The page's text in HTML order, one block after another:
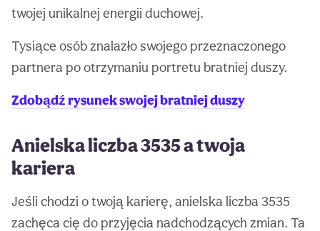
twojej unikalnej energii duchowej.
Tysiące osób znalazło swojego przeznaczonego
partnera po otrzymaniu portretu bratniej duszy.
Zdobądź rysunek swojej bratniej duszy
Anielska liczba 3535 a twoja
kariera
Jeśli chodzi o twoją karierę, anielska liczba 3535
zachęca cię do przyjęcia nadchodzących zmian. Ta